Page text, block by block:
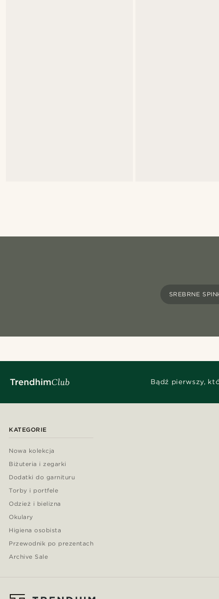
SREBRNE
Bądź pierwszy,
KATEGORIE
Nowa kolekcja
Biżuteria i zegarki
Dodatki do garnituru
Torby i portfele
Odzież i bielizna
Okulary
Higiena osobista
Przewodnik po prezentach
Archive Sale